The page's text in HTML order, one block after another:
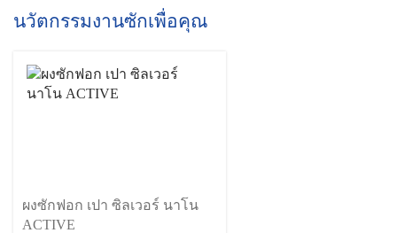
นวัตกรรมงานซักเพื่อคุณ
ผงซักฟอก เปา ซิลเวอร์ นาโน
ACTIVE